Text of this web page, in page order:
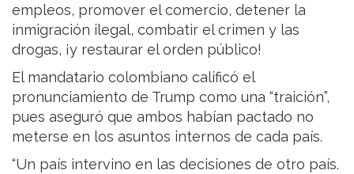
empleos, promover el comercio, detener la
inmigración ilegal, combatir el crimen y las
drogas, ¡y restaurar el orden público!
El mandatario colombiano calificó el
pronunciamiento de Trump como una “traición”,
pues aseguró que ambos habían pactado no
meterse en los asuntos internos de cada país.
“Un país intervino en las decisiones de otro país.